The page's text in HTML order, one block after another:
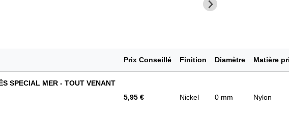
Prix Conseillé Finition Diamètre Matière
SPECIAL MER - TOUT VENANT
5,95 € Nickel 0 mm Nylon